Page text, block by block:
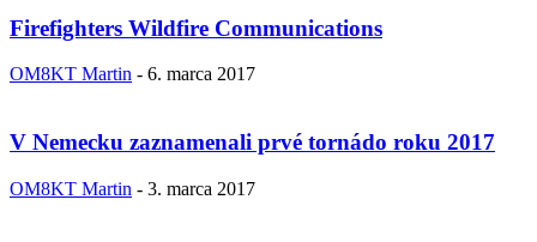
Firefighters Wildfire Communications
OM8KT Martin - 6. marca 2017
V Nemecku zaznamenali prvé tornádo roku 2017
OM8KT Martin - 3. marca 2017